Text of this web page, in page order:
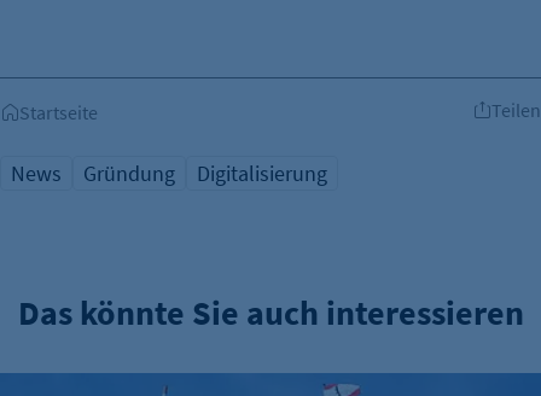
Startseite Teilen
News Gründung Digitalisierung
Das könnte Sie auch interessieren
Verwaltungsreform: Zuständigkeitskatalog online